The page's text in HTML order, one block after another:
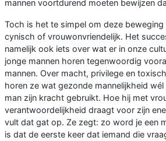
mannen voortdurend moeten bewijzen
Toch is het te simpel om deze beweging
cynisch of vrouwonvriendelijk. Het
namelijk ook iets over wat er in onze
jonge mannen horen tegenwoordig
mannen. Over macht, privilege en
horen ze wat gezonde mannelijkheid
man zijn kracht gebruikt. Hoe hij met
verantwoordelijkheid draagt voor zijn
vult dat gat op. Ze zegt: zo word je een
is dat de eerste keer dat iemand die